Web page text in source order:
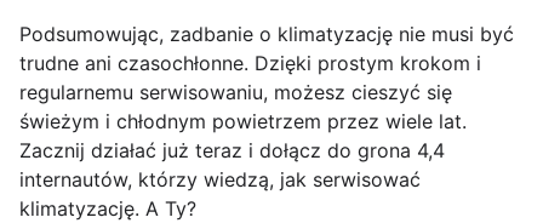
Podsumowując, zadbanie o klimatyzację nie musi być
trudne ani czasochłonne. Dzięki prostym krokom i
regularnemu serwisowaniu, możesz cieszyć się
świeżym i chłodnym powietrzem przez wiele lat.
Zacznij działać już teraz i dołącz do grona 4,4
internautów, którzy wiedzą, jak serwisować
klimatyzację. A Ty?